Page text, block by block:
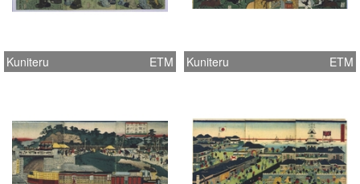
Kuniteru ETM Kuniteru ETM